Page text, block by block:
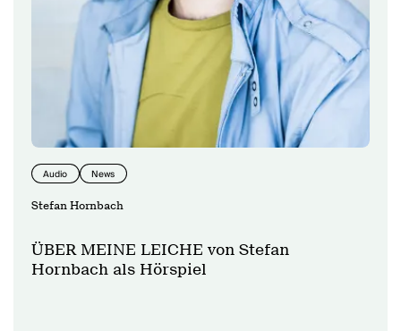
Audio News
Stefan Hornbach
ÜBER MEINE LEICHE von Stefan
Hornbach als Hörspiel